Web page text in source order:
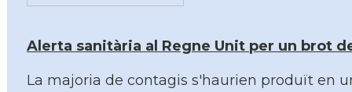
Alerta sanitària al Regne Unit per un brot
La majoria de contagis s'haurien produït en